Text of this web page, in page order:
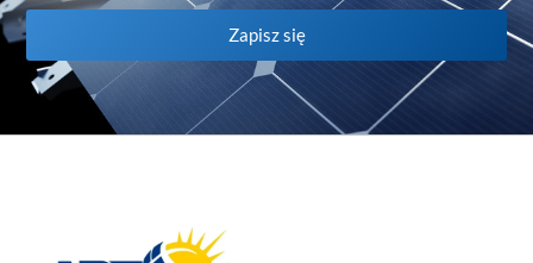
Zapisz się